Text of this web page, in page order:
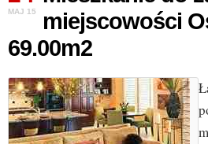
MAJ 15
miejscowości
69.00m2